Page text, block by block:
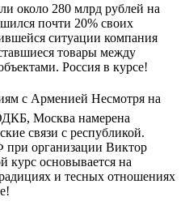
около 280 млрд рублей на
почти 20% своих
ситуации компания
товары между
Россия в курсе!
с Арменией Несмотря на
Москва намерена
связи с республикой.
при организации Виктор
курс основывается на
и тесных отношениях